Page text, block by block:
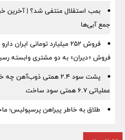
بمب استقلال منتفی شد؟ | آخرین
جمع آبی‌ها
فروش ۲۵۲ میلیارد تومانی
فروش «دیران» به دو مشتری وابسته
پشت سود ۲.۴ همتی
عملیاتی ۶.۷ همتی سود ساخت
طلاق به خاطر پیراهن پرسپولیس؛